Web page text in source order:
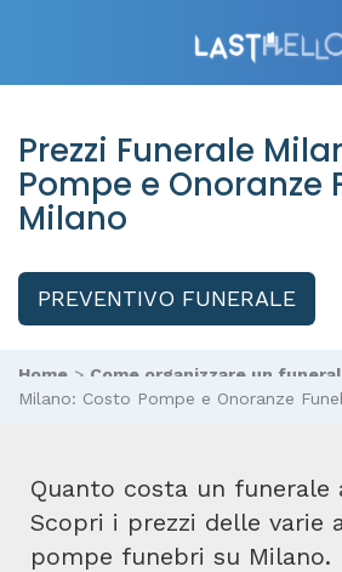
Prezzi Funerale
Pompe e Onoranze
Milano
PREVENTIVO FUNERALE
Home > Come organizzare un
Milano: Costo Pompe e Onoranze
Quanto costa un funerale
Scopri i prezzi delle varie
pompe funebri su Milano.